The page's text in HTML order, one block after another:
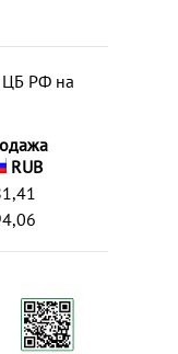
ЦБ РФ на
RUB